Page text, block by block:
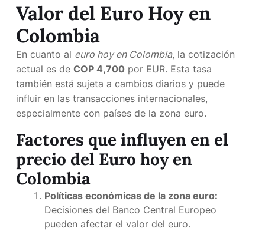
Valor del Euro Hoy en
Colombia
En cuanto al euro hoy en Colombia, la cotización
actual es de COP 4,700 por EUR. Esta tasa
también está sujeta a cambios diarios y puede
influir en las transacciones internacionales,
especialmente con países de la zona euro.
Factores que influyen en el
precio del Euro hoy en
Colombia
Políticas económicas de la zona euro:
Decisiones del Banco Central Europeo
pueden afectar el valor del euro.